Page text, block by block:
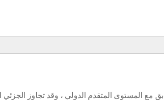
مع المستوى المتقدم الدولي ، وقد تجاوز